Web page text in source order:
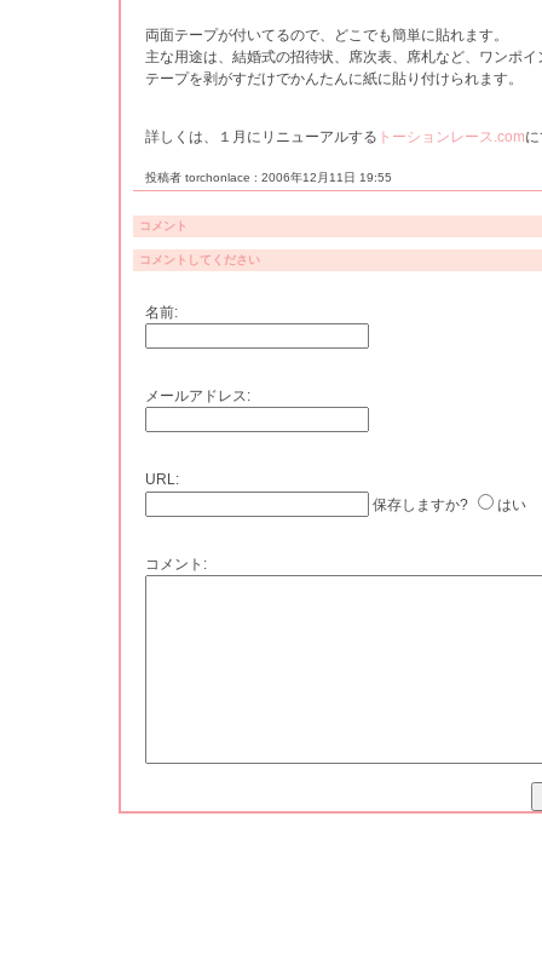
両面テープが付いてるので、どこでも簡単に貼れます。
主な用途は、結婚式の招待状、席次表、席札など、ワンポ
テープを剥がすだけでかんたんに紙に貼り付けられます。
詳しくは、１月にリニューアルする トーションレース.com
投稿者 torchonlace : 2006年12月11日 19:55
コメント
コメントしてください
名前:
メールアドレス:
URL:
保存しますか?
はい
コメント: